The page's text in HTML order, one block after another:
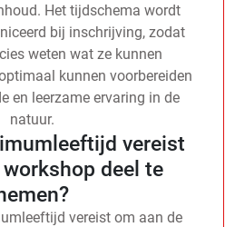
Het tijdschema wordt
bij inschrijving, zodat
weten wat ze kunnen
kunnen voorbereiden
en leerzame ervaring in de
natuur.
vereist
deel te
vereist om aan de